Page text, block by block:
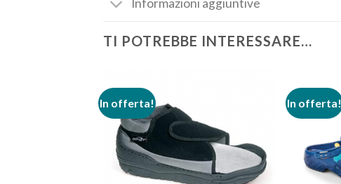
Informazioni aggiuntive
TI POTREBBE INTERESSARE…
In offerta! In offerta!